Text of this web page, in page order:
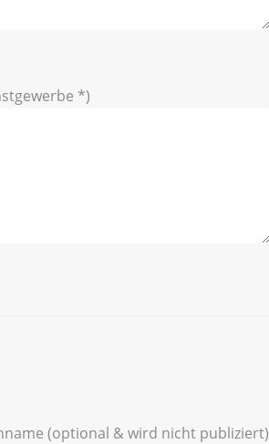
*)
(optional & wird nicht publiziert)